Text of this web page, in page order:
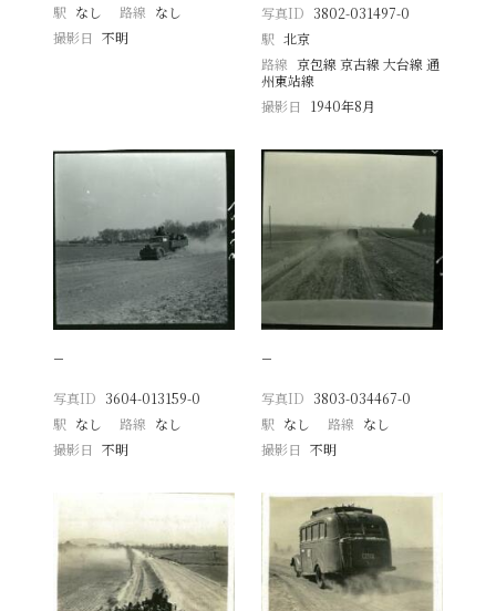
駅 なし 路線 なし
撮影日
不明
写真ID 3802-031497-0
駅 北京
路線 京包線 京古線 大台線 通
州東站線
撮影日
1940年8月
−
写真ID 3604-013159-0
駅 なし 路線 なし
撮影日
不明
−
写真ID 3803-034467-0
駅 なし 路線 なし
撮影日 不明